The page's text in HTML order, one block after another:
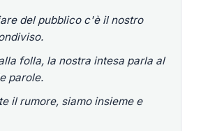
del pubblico c'è il nostro
folla, la nostra intesa parla al
parole.
il rumore, siamo insieme e